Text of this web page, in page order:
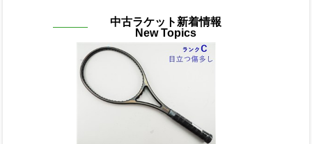
中古ラケット新着情報
New Topics